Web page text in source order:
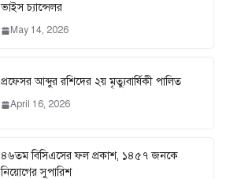
ভাইস চ্যান্সেলর
May 14, 2026
প্রফেসর আব্দুর রশিদের ২য় মৃত্যুবার্ষিকী পালিত
April 16, 2026
৪৬তম বিসিএসের ফল প্রকাশ, ১৪৫৭ জনকে
নিয়োগের সুপারিশ